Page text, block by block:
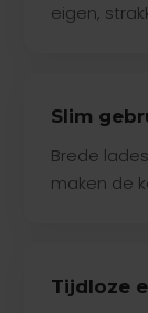
eigen,
Slim
Brede
maken de
Tijdloze